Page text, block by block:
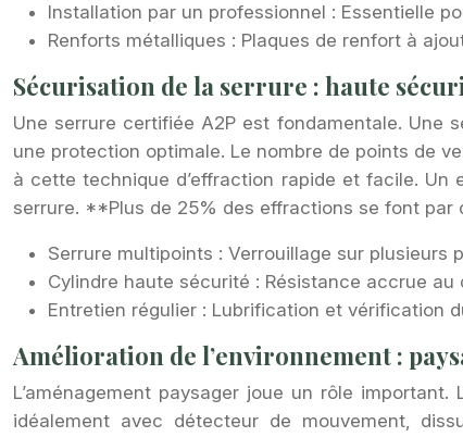
Installation par un professionnel : Essentielle
Renforts métalliques : Plaques de renfort à
Sécurisation de la serrure : haute
Une serrure certifiée A2P est fondamentale. Une
une protection optimale. Le nombre de points de
à cette technique d’effraction rapide et facile.
serrure. **Plus de 25% des effractions se font
Serrure multipoints : Verrouillage sur plusieurs
Cylindre haute sécurité : Résistance accrue
Entretien régulier : Lubrification et vérification
Amélioration de l’environnement :
L’aménagement paysager joue un rôle
idéalement avec détecteur de mouvement,